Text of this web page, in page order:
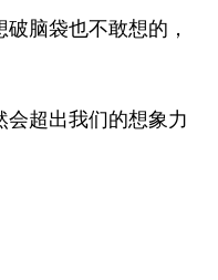
脑袋也不敢想的，
超出我们的想象力